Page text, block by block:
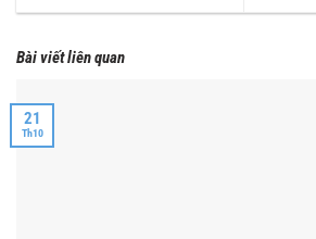
Bài viết liên quan
21
Th10